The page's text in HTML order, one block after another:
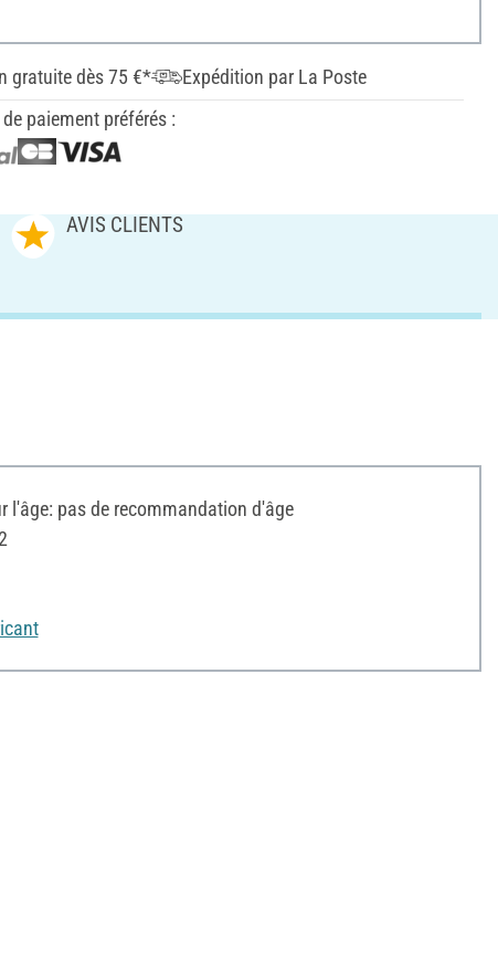
gratuite dès 75 €*
Expédition par La Poste
paiement préférés :
AVIS CLIENTS
l'âge: pas de recommandation d'âge